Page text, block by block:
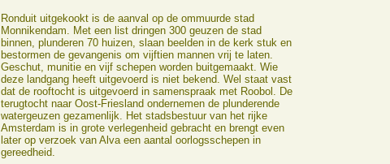
Ronduit uitgekookt is de aanval op de ommuurde stad
Monnikendam. Met een list dringen 300 geuzen de stad
binnen, plunderen 70 huizen, slaan beelden in de kerk stuk en
bestormen de gevangenis om vijftien mannen vrij te laten.
Geschut, munitie en vijf schepen worden buitgemaakt. Wie
deze landgang heeft uitgevoerd is niet bekend. Wel staat vast
dat de rooftocht is uitgevoerd in samenspraak met Roobol. De
terugtocht naar Oost-Friesland ondernemen de plunderende
watergeuzen gezamenlijk. Het stadsbestuur van het rijke
Amsterdam is in grote verlegenheid gebracht en brengt even
later op verzoek van Alva een aantal oorlogsschepen in
gereedheid.